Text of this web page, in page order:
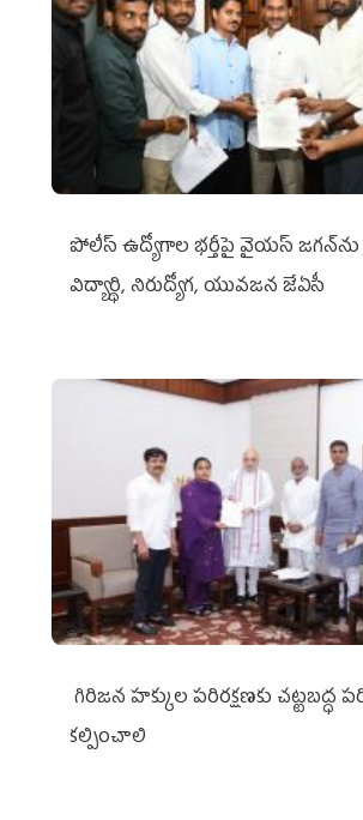
పోలీస్ ఉద్యోగాల భర్తీపై వైయస్ జగన్‌ను
విద్యార్థి, నిరుద్యోగ, యువజన జేఏసీ
గిరిజన హక్కుల పరిరక్షణకు చట్టబద్ధ
కల్పించాలి